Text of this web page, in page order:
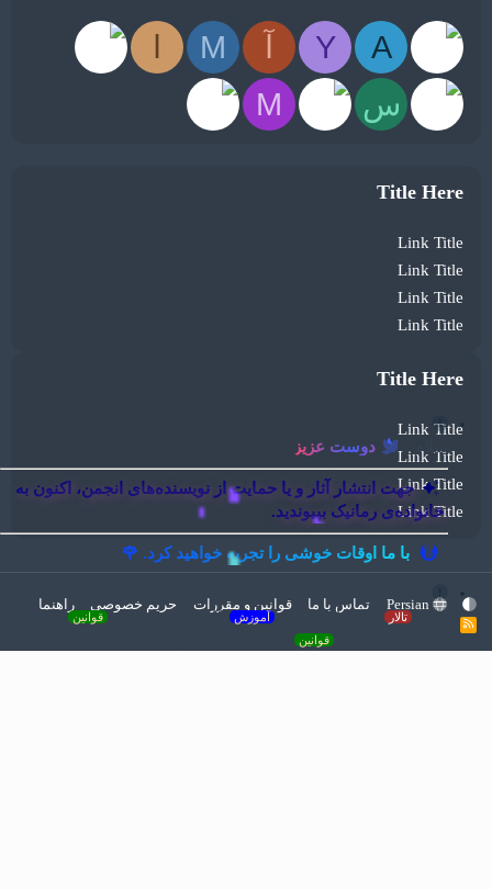
A
Y
M
س
M
Title Here
Link Title
Link Title
Link Title
Link Title
Title Here
Link Title
Link Title
Link Title
Link Title
تماس با ما قوانین و مقررات حریم خصوصی راهنما
R
S
دوست عزیز
جهت انتشار آثار و یا حمایت از نویسنده‌های انجمن، اکنون به
خانواده‌ی رمانیک بپیوندید.
با ما اوقات خوشی را تجربه خواهید کرد. 🌹
تالار فراخوان‌ها آموزش کار با انجمن قوانین کلی
قوانین